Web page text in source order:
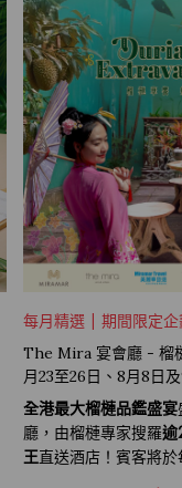
每月精選 | 期間限定企
The Mira 宴會廳 - 榴
月23至26日、8月8日
全港最大榴槤品鑑盛宴
廳，由榴槤專家搜羅逾
王直送酒店！賓客將於